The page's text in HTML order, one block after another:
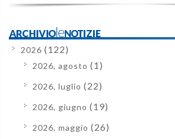
ARCHIVIOleNOTIZIE
2026 (122)
2026, agosto (1)
2026, luglio (22)
2026, giugno (19)
2026, maggio (26)